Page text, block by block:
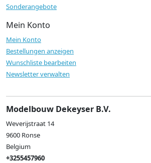
Sonderangebote
Mein Konto
Mein Konto
Bestellungen anzeigen
Wunschliste bearbeiten
Newsletter verwalten
Modelbouw Dekeyser B.V.
Weverijstraat 14
9600 Ronse
Belgium
+3255457960